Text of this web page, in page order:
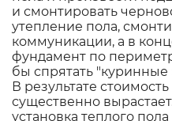
и смонтировать
утепление пола,
коммуникации, а в
фундамент по
бы спрятать
В результате
существенно
установка теплого